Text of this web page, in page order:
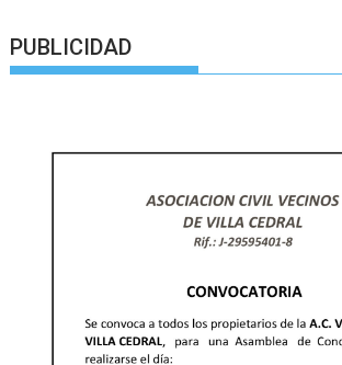
PUBLICIDAD